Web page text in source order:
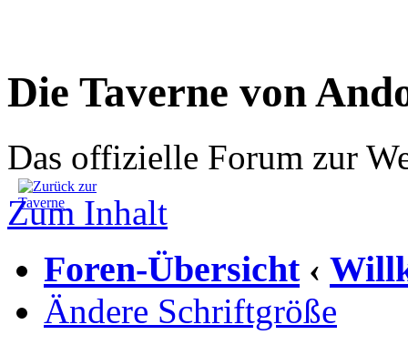
Die Taverne von
Das offizielle Forum zur
Zum Inhalt
Foren-Übersicht ‹
Ändere Schriftgröße